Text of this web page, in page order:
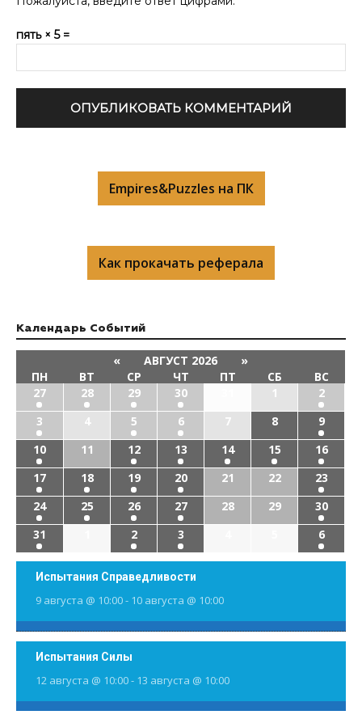
пять × 5 =
Empires&Puzzles на ПК
Как прокачать реферала
Календарь Cобытий
« АВГУСТ 2026
»
ПН
ВТ СР ЧТ ПТ СБ
ВС
27
28 29 30 1
2
3
4 5 6 7 8
9
10
11 12 13 14 15
16
17
18 19 20 21 22
23
24
25 26 27 28 29
30
31
2 3 6
Испытания Справедливости
9 августа @ 10:00- 10 августа @ 10:00
Испытания Силы
12 августа @ 10:00- 13 августа @ 10:00